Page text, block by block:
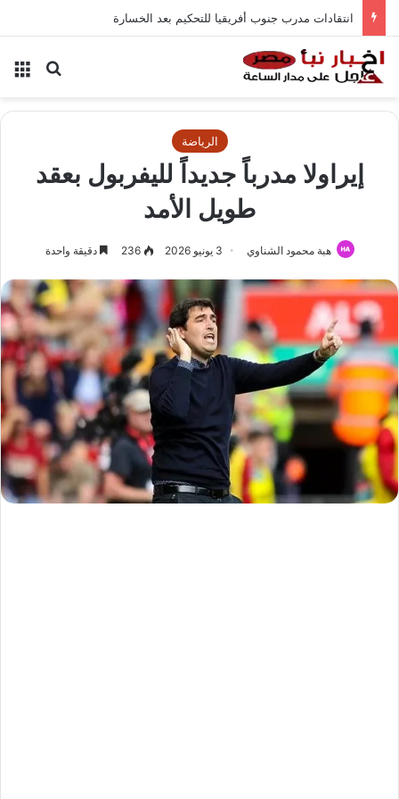
انتقادات مدرب جنوب أفريقيا للتحكيم بعد الخسارة
بحث
الرياضة
إيراولا مدرباً جديداً لليفربول بعقد
طويل الأمد
هبة محمود الشناوي 3 يونيو 2026 236 دقيقة واحدة